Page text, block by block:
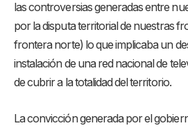
las controversias generadas entre
por la disputa territorial de nuestras
frontera norte) lo que implicaba un
instalación de una red nacional de
de cubrir a la totalidad del territorio.
La convicción generada por el